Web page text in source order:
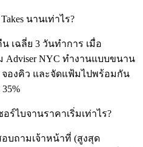
นานเท่าไร?
เฉลี่ย 3 วันทำการ เมื่อ
Adviser NYC ทำงานแบบขนาน
องคิว และจัดแฟ้มไปพร้อมกัน
ร์ไบจานราคาเริ่มเท่าไร?
บถามเจ้าหน้าที่ (สูงสุด